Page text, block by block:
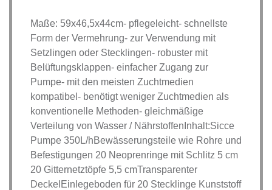
Maße: 59x46,5x44cm- pflegeleicht- schnellste
Form der Vermehrung- zur Verwendung mit
Setzlingen oder Stecklingen- robuster mit
Belüftungsklappen- einfacher Zugang zur
Pumpe- mit den meisten Zuchtmedien
kompatibel- benötigt weniger Zuchtmedien als
konventionelle Methoden- gleichmäßige
Verteilung von Wasser / NährstoffenInhalt:Sicce
Pumpe 350L/hBewässerungsteile wie Rohre und
Befestigungen 20 Neoprenringe mit Schlitz 5 cm
20 Gitternetztöpfe 5,5 cmTransparenter
DeckelEinlegeboden für 20 Stecklinge Kunststoff